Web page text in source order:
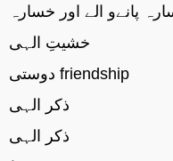
پانےو الے اور خسارہ
خشیتِ الہی
دوستی friendship
ذکر الہی
ذکر الہی